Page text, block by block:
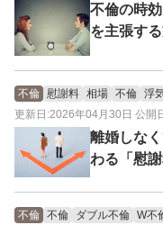
不倫の時
を主張す
不倫 慰謝料 相場 不倫 浮
更新日:2026年04月30日 公開
離婚しな
わる「慰謝
不倫 不倫 ダブル不倫 W不